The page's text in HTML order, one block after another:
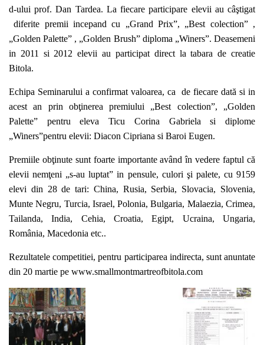
d-ului prof. Dan Tardea. La fiecare participare elevii au câştigat
diferite premii incepand cu „Grand Prix”, „Best colection” ,
„Golden Palette” , „Golden Brush” diploma „Winers”. Deasemeni
in 2011 si 2012 elevii au participat direct la tabara de creatie
Bitola.
Echipa Seminarului a confirmat valoarea, ca de fiecare dată si in
acest an prin obţinerea premiului „Best colection”, „Golden
Palette” pentru eleva Ticu Corina Gabriela si diplome
„Winers”pentru elevii: Diacon Cipriana si Baroi Eugen.
Premiile obţinute sunt foarte importante având în vedere faptul că
elevii nemţeni „s-au luptat” in pensule, culori şi palete, cu 9159
elevi din 28 de tari: China, Rusia, Serbia, Slovacia, Slovenia,
Munte Negru, Turcia, Israel, Polonia, Bulgaria, Malaezia, Crimea,
Tailanda, India, Cehia, Croatia, Egipt, Ucraina, Ungaria,
România, Macedonia etc..
Rezultatele competitiei, pentru participarea indirecta, sunt anuntate
din 20 martie pe www.smallmontmartreofbitola.com